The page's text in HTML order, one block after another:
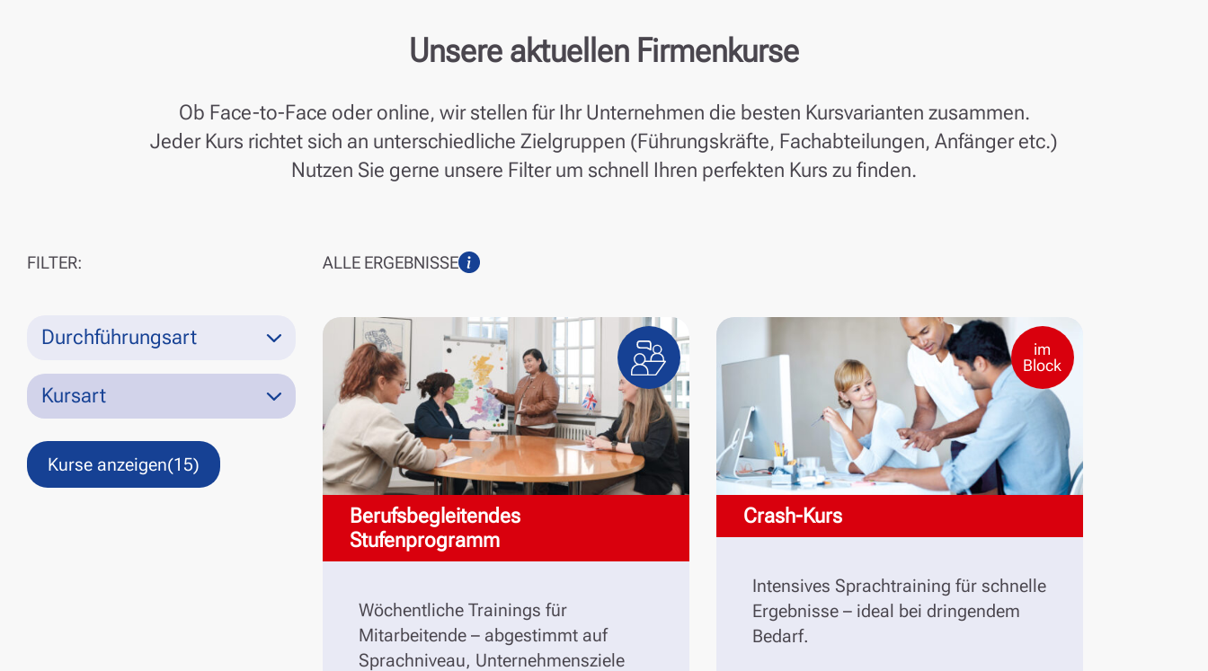
Unsere aktuellen Firmenkurse
Ob Face-to-Face oder online, wir stellen für Ihr Unternehmen die besten Kursvarianten zusammen.
Jeder Kurs richtet sich an unterschiedliche Zielgruppen (Führungskräfte, Fachabteilungen, Anfänger etc.)
Nutzen Sie gerne unsere Filter um schnell Ihren perfekten Kurs zu finden.
FILTER:
Durchführungsart
Kursart
Kurse anzeigen(15)
ALLE ERGEBNISSEInformation zur Suche
Berufsbegleitendes
Stufenprogramm
Wöchentliche Trainings für
Mitarbeitende – abgestimmt auf
Sprachniveau, Unternehmensziele
im
Block
Crash-Kurs
Intensives Sprachtraining für schnelle
Ergebnisse – ideal bei dringendem
Bedarf.